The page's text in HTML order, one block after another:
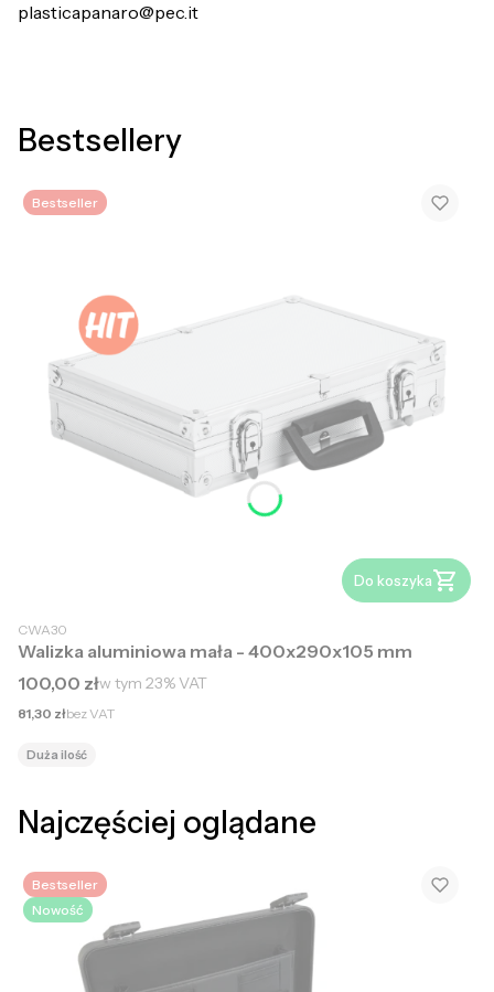
plasticapanaro@pec.it
Bestsellery
Bestseller
Do koszyka
CWA30
Walizka aluminiowa mała - 400x290x105 mm
Cena brutto
100,00 złw tym 23%VAT
Cena netto
81,30 złbez VAT
Duża ilość
Najczęściej oglądane
Bestseller
Nowość